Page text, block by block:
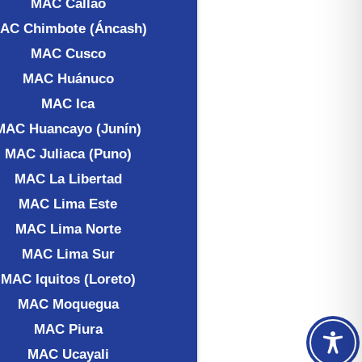
MAC Callao
Chimbote (Áncash)
MAC Cusco
MAC Huánuco
MAC Ica
Huancayo (Junín)
MAC Juliaca (Puno)
MAC La Libertad
MAC Lima Este
MAC Lima Norte
MAC Lima Sur
MAC Iquitos (Loreto)
MAC Moquegua
MAC Piura
MAC Ucayali